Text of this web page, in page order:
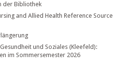
der Bibliothek
and Allied Health Reference Source
und Soziales (Kleefeld):
im Sommersemester 2026